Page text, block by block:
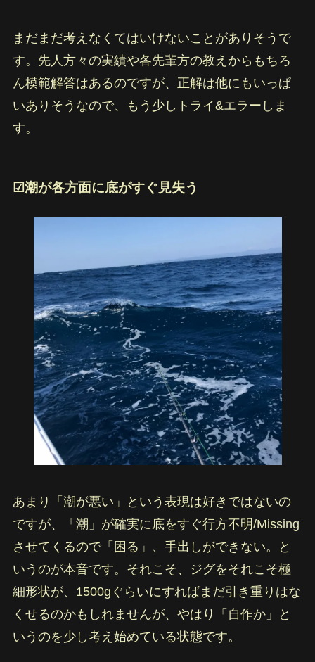
まだまだ考えなくてはいけないことがありそうで
す。先人方々の実績や各先輩方の教えからもちろ
ん模範解答はあるのですが、正解は他にもいっぱ
いありそうなので、もう少しトライ&エラーしま
す。
☑︎潮が各方面に底がすぐ見失う
あまり「潮が悪い」という表現は好きではないの
ですが、「潮」が確実に底をすぐ行方不明/Missing
させてくるので「困る」、手出しができない。と
いうのが本音です。それこそ、ジグをそれこそ極
細形状が、1500gぐらいにすればまだ引き重りはな
くせるのかもしれませんが、やはり「自作か」と
いうのを少し考え始めている状態です。